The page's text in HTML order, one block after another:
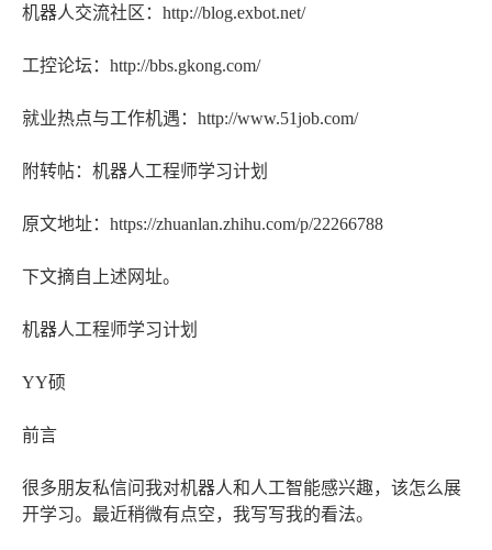
机器人交流社区：http://blog.exbot.net/
工控论坛：http://bbs.gkong.com/
就业热点与工作机遇：http://www.51job.com/
附转帖：机器人工程师学习计划
原文地址：https://zhuanlan.zhihu.com/p/22266788
下文摘自上述网址。
机器人工程师学习计划
YY硕
前言
很多朋友私信问我对机器人和人工智能感兴趣，该怎么展
开学习。最近稍微有点空，我写写我的看法。